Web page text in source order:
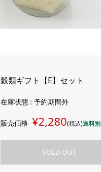
穀類ギフト【E】セット
在庫状態 : 予約期間外
販売価格 ¥2,280(税込)送料別
SOLD OUT